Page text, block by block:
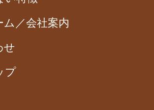
ム／会社案内
せ
プ